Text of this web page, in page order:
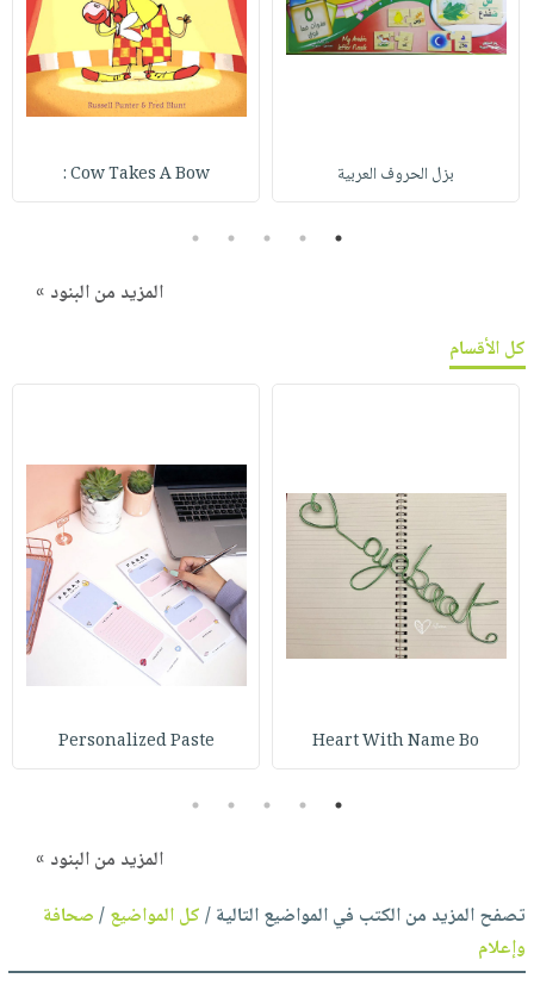
بزل الحروف العربية Cow Takes A Bow :
1
2
3
4
5
المزيد من البنود »
كل الأقسام
Heart With Name Bo
Personalized Paste
1
2
3
4
5
المزيد من البنود »
تصفح المزيد من الكتب في المواضيع التالية /كل المواضيع/صحافة
وإعلام